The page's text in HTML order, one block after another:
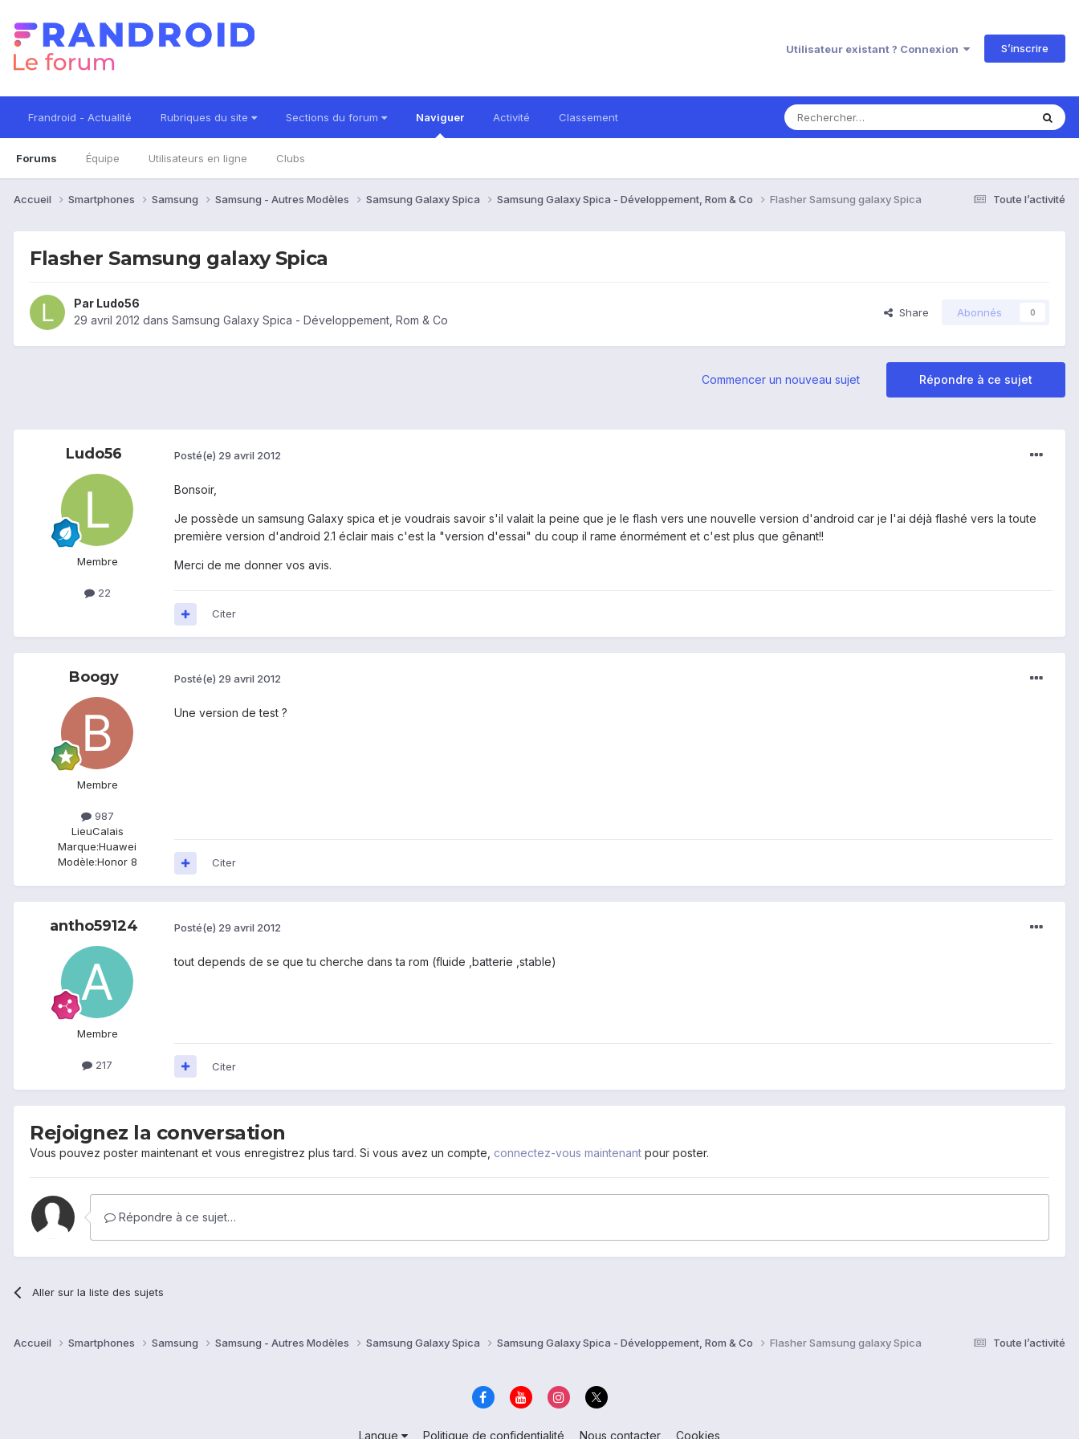
Utilisateur existant ? Connexion S’inscrire
Frandroid - Actualité Rubriques du site Sections du forum Naviguer
Forums Équipe Utilisateurs en ligne Clubs
Activité Classement
Toute l’activité
Accueil Smartphones Samsung Samsung - Autres Modèles Samsung Galaxy Spica Samsung Galaxy Spica - Développement, Rom & Co Flasher Samsung galaxy Spica
Flasher Samsung galaxy Spica
Par Ludo56
29 avril 2012 dans Samsung Galaxy Spica - Développement, Rom & Co
Share Abonnés 0
Répondre à ce sujet
Commencer un nouveau sujet
Ludo56
Membre
22
Posté(e) 29 avril 2012
Bonsoir,
Je possède un samsung Galaxy spica et je voudrais savoir s'il valait la peine que je le flash vers une nouvelle version d'android car je l'ai déjà flashé vers la toute
première version d'android 2.1 éclair mais c'est la "version d'essai" du coup il rame énormément et c'est plus que gênant!!
Merci de me donner vos avis.
Citer
Boogy
Membre
987
LieuCalais
Marque:Huawei
Modèle:Honor 8
Posté(e) 29 avril 2012
Une version de test ?
Citer
antho59124
Membre
217
Posté(e) 29 avril 2012
tout depends de se que tu cherche dans ta rom (fluide ,batterie ,stable)
Citer
Rejoignez la conversation
Vous pouvez poster maintenant et vous enregistrez plus tard. Si vous avez un compte, connectez-vous maintenant pour poster.
Répondre à ce sujet…
Aller sur la liste des sujets
Toute l’activité
Accueil Smartphones Samsung Samsung - Autres Modèles Samsung Galaxy Spica Samsung Galaxy Spica - Développement, Rom & Co Flasher Samsung galaxy Spica
Langue Politique de confidentialité Nous contacter Cookies